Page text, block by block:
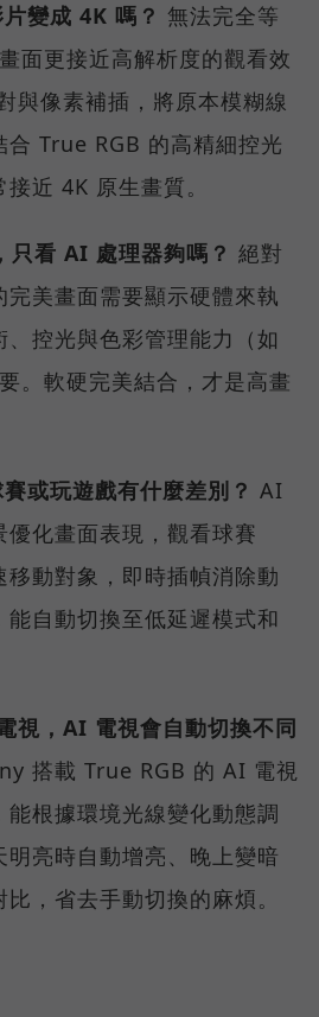
變成 4K 嗎？ 無法完全等
面更接近高解析度的觀看效
與像素補插，將原本模糊線
True RGB 的高精細控光
近 4K 原生畫質。
看 AI 處理器夠嗎？ 絕對
美畫面需要顯示硬體來執
控光與色彩管理能力（如
。軟硬完美結合，才是高畫
或玩遊戲有什麼差別？ AI
優化畫面表現，觀看球賽
動對象，即時插幀消除動
自動切換至低延遲模式和
視，AI 電視會自動切換不同
搭載 True RGB 的 AI 電視
根據環境光線變化動態調
亮時自動增亮、晚上變暗
，省去手動切換的麻煩。